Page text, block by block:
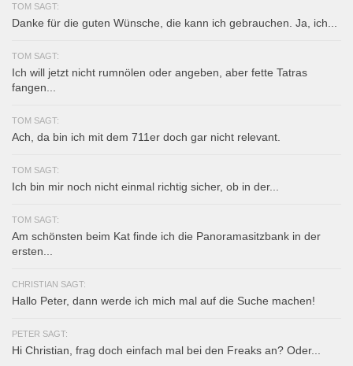
TOM SAGT:
Danke für die guten Wünsche, die kann ich gebrauchen. Ja, ich...
TOM SAGT:
Ich will jetzt nicht rumnölen oder angeben, aber fette Tatras
fangen...
TOM SAGT:
Ach, da bin ich mit dem 711er doch gar nicht relevant.
TOM SAGT:
Ich bin mir noch nicht einmal richtig sicher, ob in der...
TOM SAGT:
Am schönsten beim Kat finde ich die Panoramasitzbank in der
ersten...
CHRISTIAN SAGT:
Hallo Peter, dann werde ich mich mal auf die Suche machen!
PETER SAGT:
Hi Christian, frag doch einfach mal bei den Freaks an? Oder...